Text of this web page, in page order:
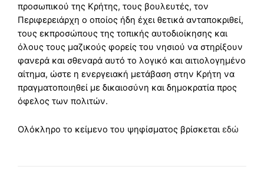
προσωπικού της Κρήτης, τους βουλευτές, τον
Περιφερειάρχη ο οποίος ήδη έχει θετικά ανταποκριθεί,
τους εκπροσώπους της τοπικής αυτοδιοίκησης και
όλους τους μαζικούς φορείς του νησιού να στηρίξουν
φανερά και σθεναρά αυτό το λογικό και αιτιολογημένο
αίτημα, ώστε η ενεργειακή μετάβαση στην Κρήτη να
πραγματοποιηθεί με δικαιοσύνη και δημοκρατία προς
όφελος των πολιτών.
Ολόκληρο το κείμενο του ψηφίσματος βρίσκεται εδώ